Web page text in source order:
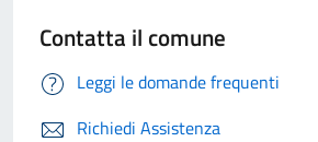
Contatta il comune
Leggi le domande frequenti
Richiedi Assistenza